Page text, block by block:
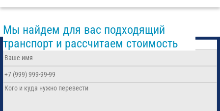
Мы найдем для вас подходящий
транспорт и рассчитаем стоимость